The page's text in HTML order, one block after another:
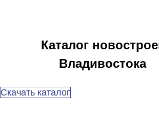
Каталог
Владивостока
Скачать каталог